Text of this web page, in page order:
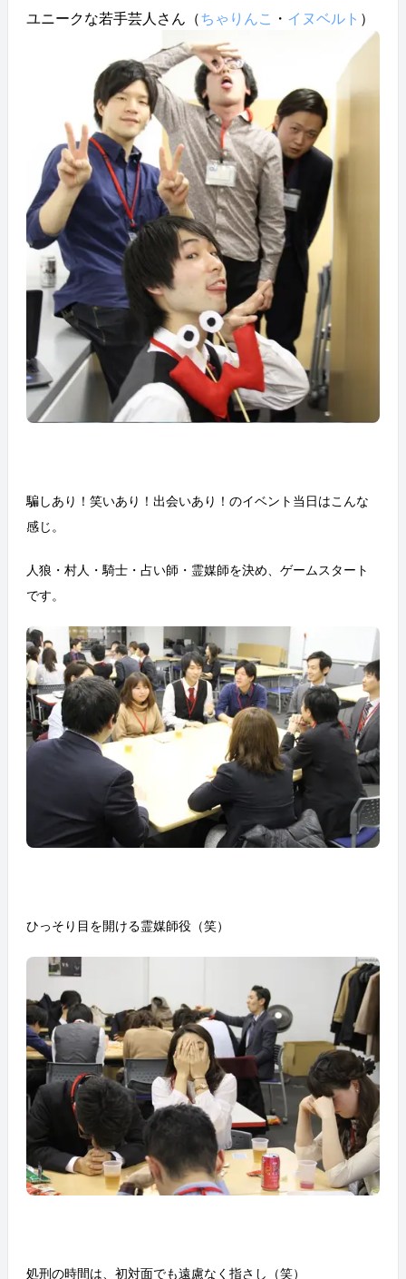
ユニークな若手芸人さん（ちゃりんこ ・ イヌベルト ）
騙しあり！笑いあり！出会いあり！のイベント当日はこんな
感じ。
人狼・村人・騎士・占い師・霊媒師を決め、ゲームスタート
です。
ひっそり目を開ける霊媒師役（笑）
処刑の時間は、初対面でも遠慮なく指さし（笑）